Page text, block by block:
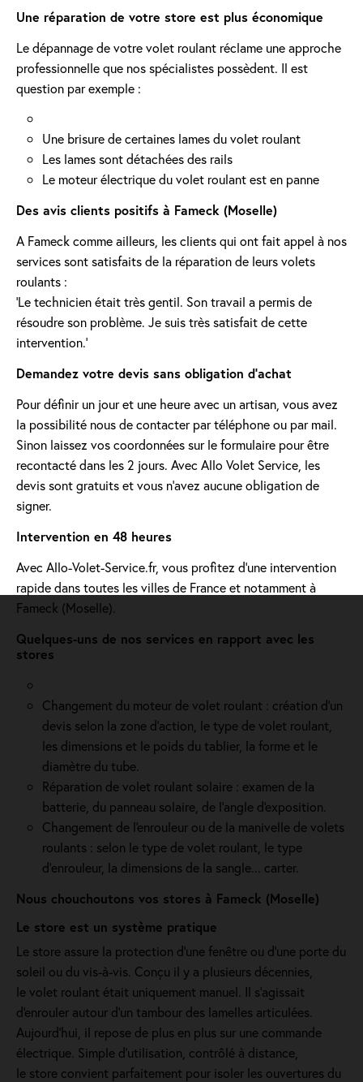
Une réparation de votre store est plus économique
Le dépannage de votre volet roulant réclame une approche
professionnelle que nos spécialistes possèdent. Il est
question par exemple :
Une brisure de certaines lames du volet roulant
Les lames sont détachées des rails
Le moteur électrique du volet roulant est en panne
Des avis clients positifs à Fameck (Moselle)
A Fameck comme ailleurs, les clients qui ont fait appel à nos
services sont satisfaits de la réparation de leurs volets
roulants :
'Le technicien était très gentil. Son travail a permis de
résoudre son problème. Je suis très satisfait de cette
intervention.'
Demandez votre devis sans obligation d'achat
Pour définir un jour et une heure avec un artisan, vous avez
la possibilité nous de contacter par téléphone ou par mail.
Sinon laissez vos coordonnées sur le formulaire pour être
recontacté dans les 2 jours. Avec Allo Volet Service, les
devis sont gratuits et vous n'avez aucune obligation de
signer.
Intervention en 48 heures
Avec Allo-Volet-Service.fr, vous profitez d'une intervention
rapide dans toutes les villes de France et notamment à
Fameck (Moselle).
Quelques-uns de nos services en rapport avec les
stores
Changement du moteur de volet roulant : création d'un
devis selon la zone d’action, le type de volet roulant,
les dimensions et le poids du tablier, la forme et le
diamètre du tube.
Réparation de volet roulant solaire : examen de la
batterie, du panneau solaire, de l'angle d'exposition.
Changement de l'enrouleur ou de la manivelle de volets
roulants : selon le type de volet roulant, le type
d’enrouleur, la dimensions de la sangle... carter.
Nous chouchoutons vos stores à Fameck (Moselle)
Le store est un système pratique
Le store assure la protection d'une fenêtre ou d'une porte du
soleil ou du vis-à-vis. Conçu il y a plusieurs décennies,
le volet roulant était uniquement manuel. Il s'agissait
d'enrouler autour d'un tambour des lamelles articulées.
Aujourd'hui, il repose de plus en plus sur une commande
électrique. Simple d'utilisation, contrôlé à distance,
le store convient parfaitement pour isoler les ouvertures du